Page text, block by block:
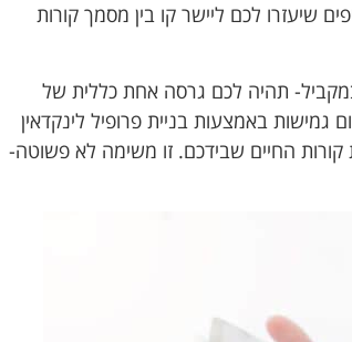
שיעזרו לכם ליישר קו בין מסמך קורות
תהיה לכם גרסה אחת כללית של
גמישות באמצעות בניית פרופיל לינקדאין
החיים שבידכם. זו משימה לא פשוטה-